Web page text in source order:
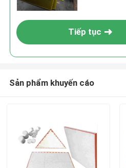
Tiếp tục
Sản phẩm khuyến cáo